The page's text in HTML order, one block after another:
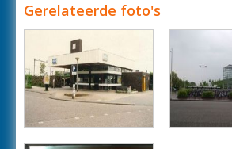
Gerelateerde foto's